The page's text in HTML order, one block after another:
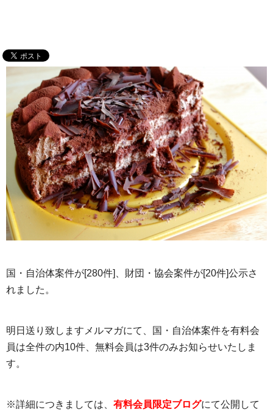
国・自治体案件が[280件]、財団・協会案件が[20件]公示さ
れました。
明日送り致しますメルマガにて、国・自治体案件を有料会
員は全件の内10件、無料会員は3件のみお知らせいたしま
す。
※詳細につきましては、 有料会員限定ブログにて公開して